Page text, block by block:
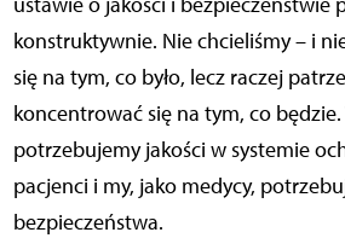
konstruktywnie. Nie chcieliśmy – i
się na tym, co było, lecz raczej
koncentrować się na tym, co będzie.
potrzebujemy jakości w systemie
pacjenci i my, jako medycy,
bezpieczeństwa.